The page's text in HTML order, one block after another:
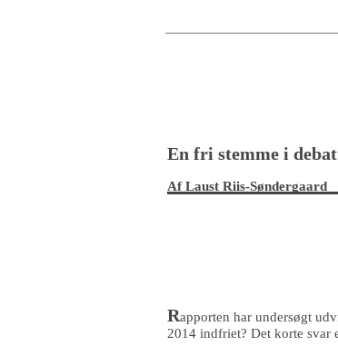
En fri stemme i
Af Laust Riis-Søndergaard
Rapporten har undersøgt
2014 indfriet? Det korte svar